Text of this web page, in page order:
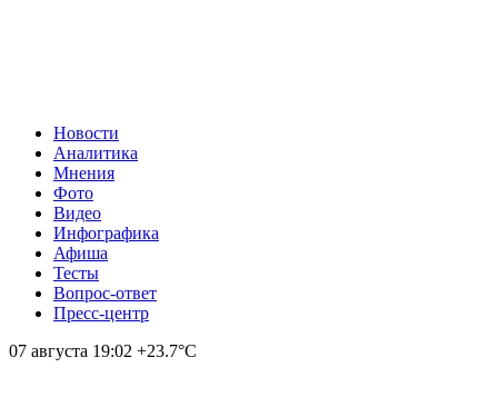
Новости
Аналитика
Мнения
Фото
Видео
Инфографика
Афиша
Тесты
Вопрос-ответ
Пресс-центр
07 августа 19:02 +23.7°С